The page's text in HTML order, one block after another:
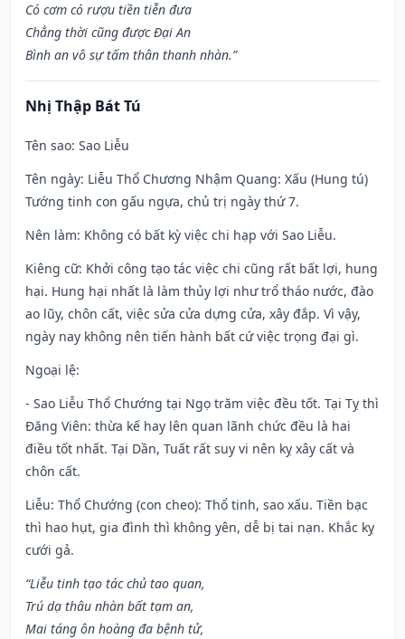
Có cơm có rượu tiền tiễn đưa
Chẳng thời cũng được Đại An
Bình an vô sự tấm thân thanh nhàn.”
Nhị Thập Bát Tú
Tên sao: Sao Liễu
Tên ngày: Liễu Thổ Chương Nhậm Quang: Xấu (Hung tú)
Tướng tinh con gấu ngựa, chủ trị ngày thứ 7.
Nên làm: Không có bất kỳ việc chi hạp với Sao Liễu.
Kiêng cữ: Khởi công tạo tác việc chi cũng rất bất lợi, hung
hại. Hung hại nhất là làm thủy lợi như trổ tháo nước, đào
ao lũy, chôn cất, việc sửa cửa dựng cửa, xây đắp. Vì vậy,
ngày nay không nên tiến hành bất cứ việc trọng đại gì.
Ngoại lệ:
- Sao Liễu Thổ Chướng tại Ngọ trăm việc đều tốt. Tại Tỵ thì
Đăng Viên: thừa kế hay lên quan lãnh chức đều là hai
điều tốt nhất. Tại Dần, Tuất rất suy vi nên kỵ xây cất và
chôn cất.
Liễu: Thổ Chướng (con cheo): Thổ tinh, sao xấu. Tiền bạc
thì hao hụt, gia đình thì không yên, dễ bị tai nạn. Khắc kỵ
cưới gả.
“Liễu tinh tạo tác chủ tao quan,
Trú dạ thâu nhàn bất tạm an,
Mai táng ôn hoàng đa bệnh tử,